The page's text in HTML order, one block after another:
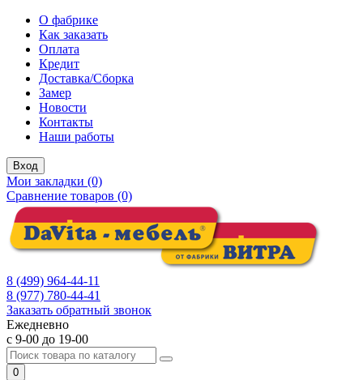
О фабрике
Как заказать
Оплата
Кредит
Доставка/Сборка
Замер
Новости
Контакты
Наши работы
Вход
Мои закладки (0)
Сравнение товаров (0)
8 (499) 964-44-11
8 (977) 780-44-41
Заказать обратный звонок
Ежедневно
с 9-00 до 19-00
0